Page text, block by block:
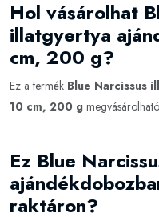
Hol vásárolhat
illatgyertya
cm, 200 g?
Ez a termék Blue Narcissus
10 cm, 200 g
Ez Blue
raktáron?